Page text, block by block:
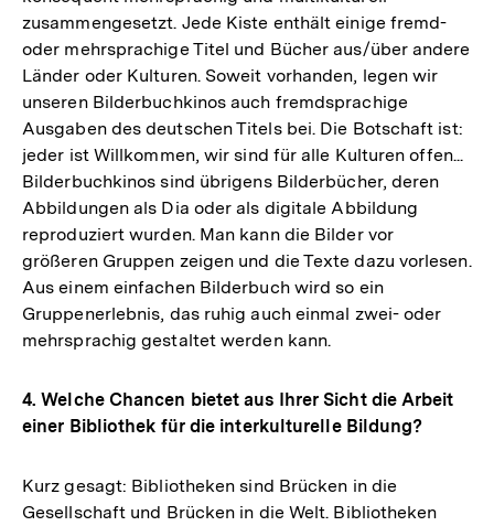
zusammengesetzt. Jede Kiste enthält einige fremd-
oder mehrsprachige Titel und Bücher aus/über andere
Länder oder Kulturen. Soweit vorhanden, legen wir
unseren Bilderbuchkinos auch fremdsprachige
Ausgaben des deutschen Titels bei. Die Botschaft ist:
jeder ist Willkommen, wir sind für alle Kulturen offen...
Bilderbuchkinos sind übrigens Bilderbücher, deren
Abbildungen als Dia oder als digitale Abbildung
reproduziert wurden. Man kann die Bilder vor
größeren Gruppen zeigen und die Texte dazu vorlesen.
Aus einem einfachen Bilderbuch wird so ein
Gruppenerlebnis, das ruhig auch einmal zwei- oder
mehrsprachig gestaltet werden kann.
4. Welche Chancen bietet aus Ihrer Sicht die Arbeit
einer Bibliothek für die interkulturelle Bildung?
Kurz gesagt: Bibliotheken sind Brücken in die
Gesellschaft und Brücken in die Welt. Bibliotheken